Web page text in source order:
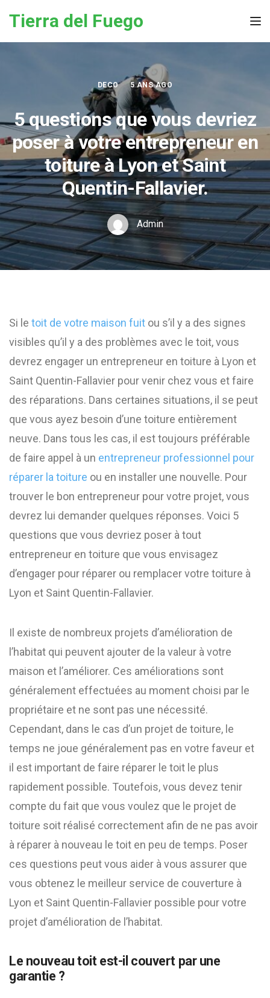
Tierra del Fuego
DECO 5 ANS AGO
5 questions que vous devriez
poser à votre entrepreneur en
toiture à Lyon et Saint
Quentin-Fallavier.
Admin
Si le toit de votre maison fuit ou s’il y a des signes
visibles qu’il y a des problèmes avec le toit, vous
devrez engager un entrepreneur en toiture à Lyon et
Saint Quentin-Fallavier pour venir chez vous et faire
des réparations. Dans certaines situations, il se peut
que vous ayez besoin d’une toiture entièrement
neuve. Dans tous les cas, il est toujours préférable
de faire appel à un entrepreneur professionnel pour
réparer la toiture ou en installer une nouvelle. Pour
trouver le bon entrepreneur pour votre projet, vous
devrez lui demander quelques réponses. Voici 5
questions que vous devriez poser à tout
entrepreneur en toiture que vous envisagez
d’engager pour réparer ou remplacer votre toiture à
Lyon et Saint Quentin-Fallavier.
Il existe de nombreux projets d’amélioration de
l’habitat qui peuvent ajouter de la valeur à votre
maison et l’améliorer. Ces améliorations sont
généralement effectuées au moment choisi par le
propriétaire et ne sont pas une nécessité.
Cependant, dans le cas d’un projet de toiture, le
temps ne joue généralement pas en votre faveur et
il est important de faire réparer le toit le plus
rapidement possible. Toutefois, vous devez tenir
compte du fait que vous voulez que le projet de
toiture soit réalisé correctement afin de ne pas avoir
à réparer à nouveau le toit en peu de temps. Poser
ces questions peut vous aider à vous assurer que
vous obtenez le meilleur service de couverture à
Lyon et Saint Quentin-Fallavier possible pour votre
projet d’amélioration de l’habitat.
Le nouveau toit est-il couvert par une
garantie ?